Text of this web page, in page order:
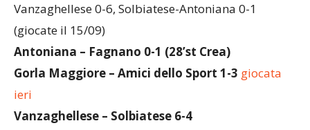
Fagnano – Gorla Maggiore 1-1, Amici dello sport-
Vanzaghellese 0-6, Solbiatese-Antoniana 0-1
(giocate il 15/09)
Antoniana – Fagnano 0-1 (28’st Crea)
Gorla Maggiore – Amici dello Sport 1-3
ieri